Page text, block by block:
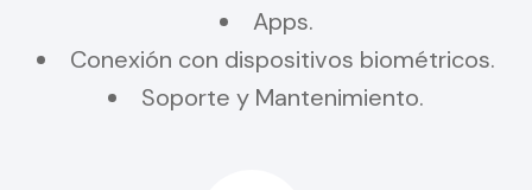
Apps.
Conexión con dispositivos biométricos.
Soporte y Mantenimiento.